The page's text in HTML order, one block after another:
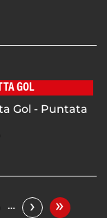
GOL
Gol - Puntata
… › »